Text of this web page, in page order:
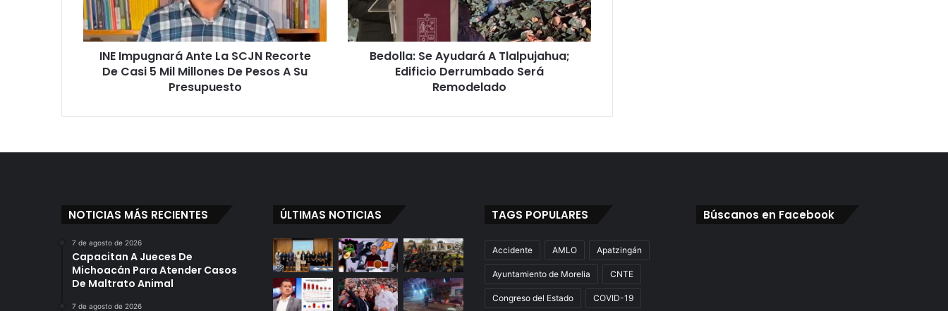
De
Casi
5
Millones
INE Impugnará Ante La SCJN Recorte
De Casi 5 Mil Millones De Pesos A Su
Presupuesto
Derrumbado
Será
Remodelado
Bedolla: Se Ayudará A Tlalpujahua;
Edificio Derrumbado Será
Remodelado
NOTICIAS MÁS RECIENTES
7 de agosto de 2026
Capacitan A Jueces De
Michoacán Para Atender Casos
De Maltrato Animal
7 de agosto de 2026
ÚLTIMAS NOTICIAS TAGS POPULARES
Accidente AMLO Apatzingán
Ayuntamiento de Morelia CNTE
Congreso del Estado COVID-19
Búscanos en Facebook